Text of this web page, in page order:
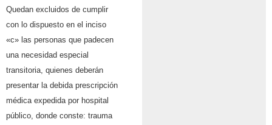
Quedan excluidos de cumplir
con lo dispuesto en el inciso
«c» las personas que padecen
una necesidad especial
transitoria, quienes deberán
presentar la debida prescripción
médica expedida por hospital
público, donde conste: trauma